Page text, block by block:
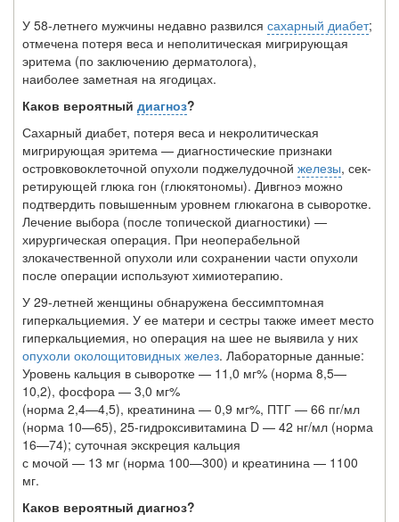
У 58-летнего мужчины недавно развился сахарный диабет;
отмечена потеря веса и неполитическая мигрирующая
эритема (по заключению дерматолога),
наиболее заметная на ягодицах.
Каков вероятный диагноз?
Сахарный диабет, потеря веса и некролитическая
мигрирующая эритема — диа­гностические признаки
островковоклеточной опухоли поджелудочной железы, сек-
ретирующей глюка гон (глюкятономы). Дивгноэ можно
подтвердить повышенным уровнем глюкагона в сыворотке.
Лечение выбора (после топической диагностики) —
хирургическая операция. При неоперабельной
злокачественной опухоли или сохра­нении части опухоли
после операции используют химиотерапию.
У 29-летней женщины обнаружена бессимптомная
гиперкальциемия. У ее матери и сестры также имеет место
гиперкальциемия, но операция на шее не выявила у них
опухоли околощитовидных желез. Лабораторные данные:
Уровень кальция в сыворотке — 11,0 мг% (норма 8,5—
10,2), фосфора — 3,0 мг%
(норма 2,4—4,5), креатинина — 0,9 мг%, ПТГ — 66 пг/мл
(норма 10—65), 25-гидроксивитамина D — 42 нг/мл (норма
16—74); суточная экскреция кальция
с мочой — 13 мг (норма 100—300) и креатинина — 1100
мг.
Каков вероятный диагноз?